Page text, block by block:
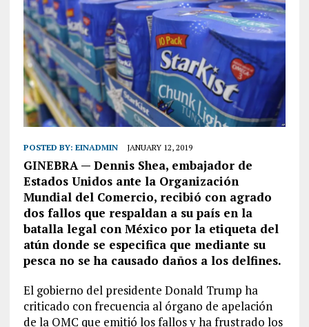
POSTED BY: EINADMIN JANUARY 12, 2019
GINEBRA — Dennis Shea, embajador de
Estados Unidos ante la Organización
Mundial del Comercio, recibió con agrado
dos fallos que respaldan a su país en la
batalla legal con México por la etiqueta del
atún donde se especifica que mediante su
pesca no se ha causado daños a los delfines.
El gobierno del presidente Donald Trump ha
criticado con frecuencia al órgano de apelación
de la OMC que emitió los fallos y ha frustrado los